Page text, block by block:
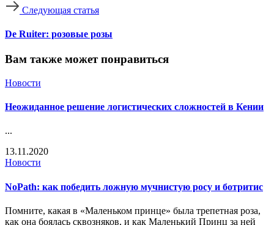
Следующая статья
De Ruiter: розовые розы
Вам также может понравиться
Новости
Неожиданное решение логистических сложностей в Кении
...
13.11.2020
Новости
NoPath: как победить ложную мучнистую росу и ботритис
Помните, какая в «Маленьком принце» была трепетная роза,
как она боялась сквозняков, и как Маленький Принц за ней